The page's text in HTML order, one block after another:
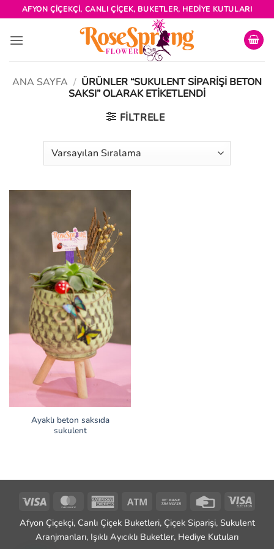
İçeriğe
atla
AFYON ÇIÇEKÇI, CANLI ÇIÇEK, BUKETLER, HEDIYE KUTULARI
ANA SAYFA / ÜRÜNLER “SUKULENT SIPARIŞI BETON
SAKSI” OLARAK ETIKETLENDI
FILTRELE
Ayaklı beton saksıda
sukulent
Visa MasterCardAmerican
Atm
Bank
Credit
Visa
Afyon Çiçekçi, Canlı Çiçek Buketleri, Çiçek Siparişi, Sukulent
Aranjmanları, Işıklı Ayıcıklı Buketler, Hediye Kutuları